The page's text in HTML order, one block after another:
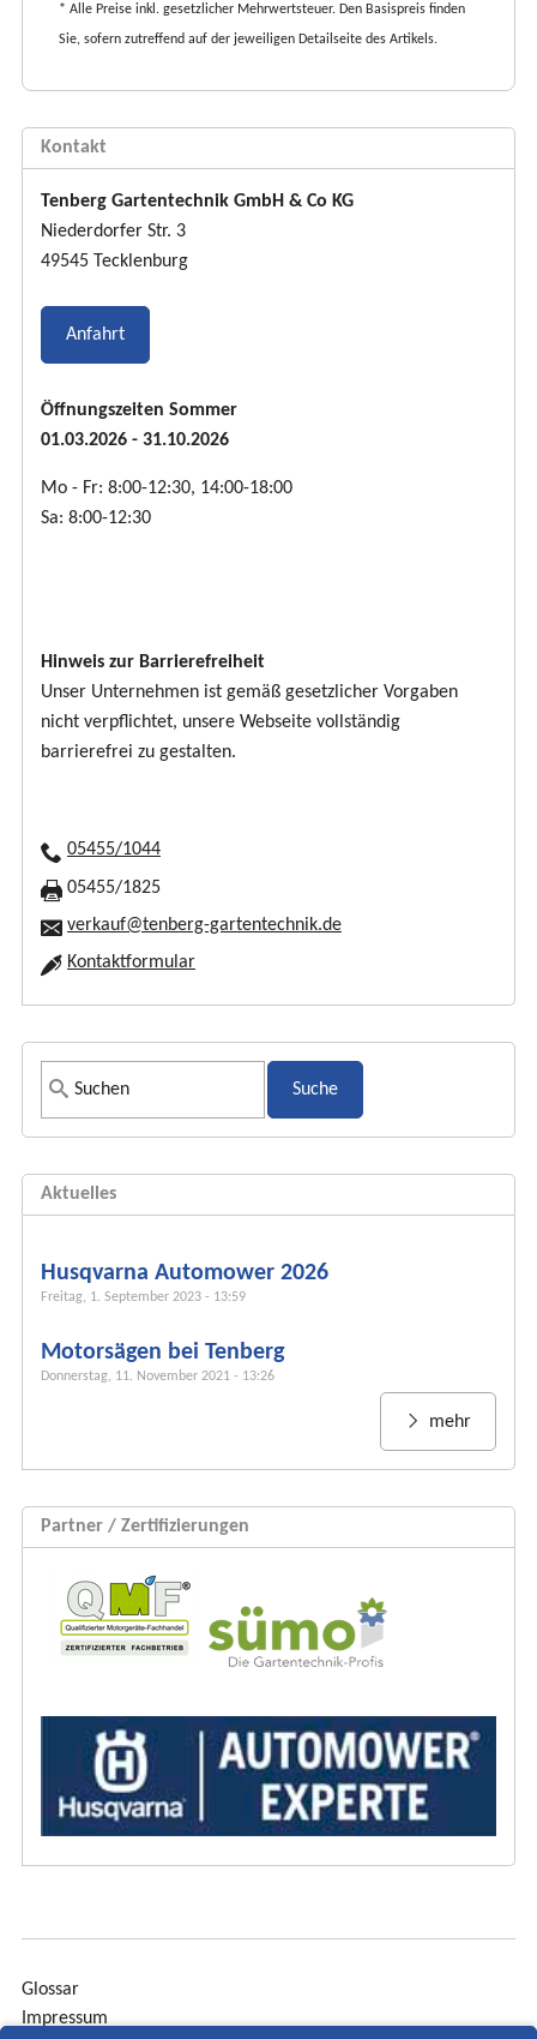
* Alle Preise inkl. gesetzlicher Mehrwertsteuer. Den Basispreis finden
Sie, sofern zutreffend auf der jeweiligen Detailseite des Artikels.
Kontakt
Tenberg Gartentechnik GmbH & Co KG
Niederdorfer Str. 3
49545 Tecklenburg
Anfahrt
Öffnungszeiten Sommer
01.03.2026 - 31.10.2026
Mo - Fr: 8:00-12:30, 14:00-18:00
Sa: 8:00-12:30
Hinweis zur Barrierefreiheit
Unser Unternehmen ist gemäß gesetzlicher Vorgaben
nicht verpflichtet, unsere Webseite vollständig
barrierefrei zu gestalten.
05455/1044
05455/1825
verkauf@tenberg-gartentechnik.de
Kontaktformular
S
u
h
f
r
m
l
a
Aktuelles
Husqvarna Automower 2026
Freitag, 1. September 2023 - 13:59
Motorsägen bei Tenberg
Donnerstag, 11. November 2021 - 13:26
mehr
Partner / Zertifizierungen
Glossar
Impressum